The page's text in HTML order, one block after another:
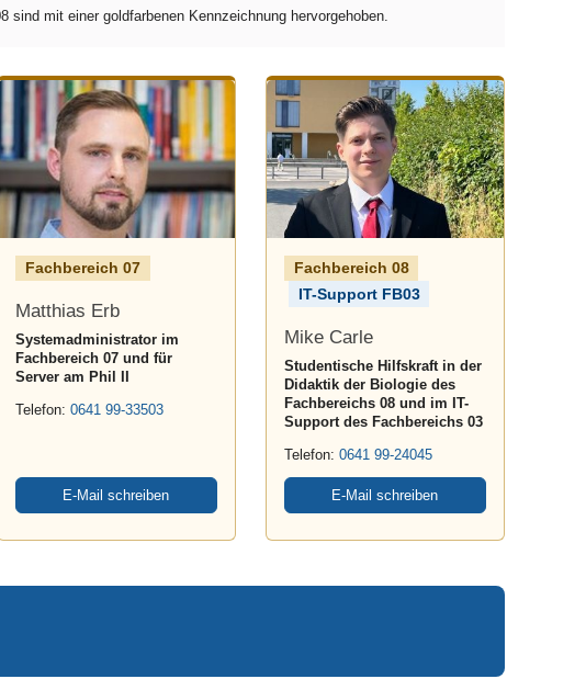
mit einer goldfarbenen Kennzeichnung hervorgehoben.
Fachbereich 07
Matthias Erb
Systemadministrator im
Fachbereich 07 und für
Server am Phil II
Telefon: 0641 99-33503
E-Mail schreiben
Fachbereich 08
IT-Support FB03
Mike Carle
Studentische Hilfskraft in der
Didaktik der Biologie des
Fachbereichs 08 und im IT-
Support des Fachbereichs 03
Telefon: 0641 99-24045
E-Mail schreiben